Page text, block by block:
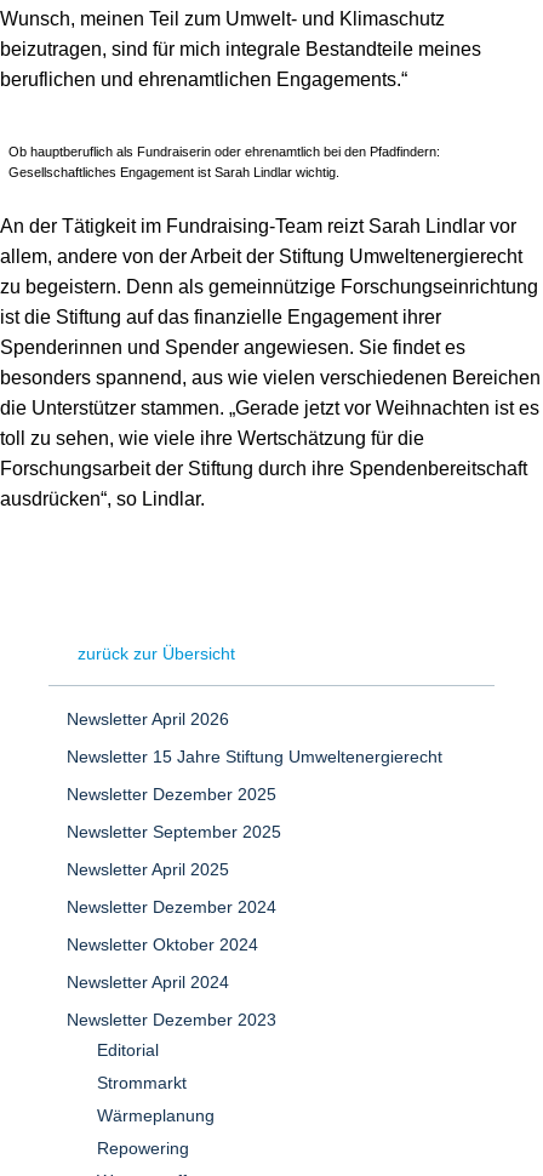
Wunsch, meinen Teil zum Umwelt- und Klimaschutz
beizutragen, sind für mich integrale Bestandteile meines
beruflichen und ehrenamtlichen Engagements.“
Ob hauptberuflich als Fundraiserin oder ehrenamtlich bei den Pfadfindern:
Gesellschaftliches Engagement ist Sarah Lindlar wichtig.
An der Tätigkeit im Fundraising-Team reizt Sarah Lindlar vor
allem, andere von der Arbeit der Stiftung Umweltenergierecht
zu begeistern. Denn als gemeinnützige Forschungseinrichtung
ist die Stiftung auf das finanzielle Engagement ihrer
Spenderinnen und Spender angewiesen. Sie findet es
besonders spannend, aus wie vielen verschiedenen Bereichen
die Unterstützer stammen. „Gerade jetzt vor Weihnachten ist es
toll zu sehen, wie viele ihre Wertschätzung für die
Forschungsarbeit der Stiftung durch ihre Spendenbereitschaft
ausdrücken“, so Lindlar.
zurück zur Übersicht
Newsletter April 2026
Newsletter 15 Jahre Stiftung Umweltenergierecht
Newsletter Dezember 2025
Newsletter September 2025
Newsletter April 2025
Newsletter Dezember 2024
Newsletter Oktober 2024
Newsletter April 2024
Newsletter Dezember 2023
Editorial
Strommarkt
Wärmeplanung
Repowering